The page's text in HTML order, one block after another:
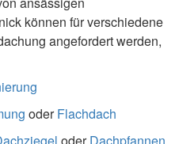
können für verschiedene
angefordert werden,
oderFlachdach
oderDachpfannen